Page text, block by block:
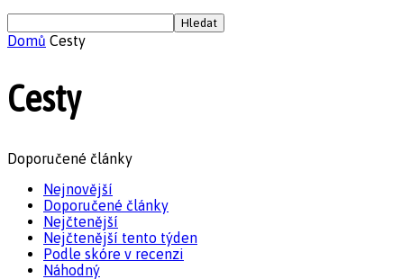
Domů Cesty
Cesty
Doporučené články
Nejnovější
Doporučené články
Nejčtenější
Nejčtenější tento týden
Podle skóre v recenzi
Náhodný